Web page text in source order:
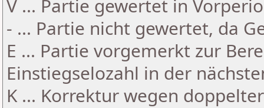
V ... Partie gewertet in
- ... Partie nicht gewertet, da
E ... Partie vorgemerkt zur
Einstiegselozahl in der
K ... Korrektur wegen